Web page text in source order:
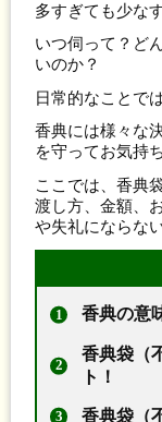
多すぎても少な
いつ伺って？ど
いのか？
日常的なことで
香典には様々な
を守ってお気持
ここでは、香典
渡し方、金額、
や失礼にならな
香典の意
香典袋（
ト！
香典袋（